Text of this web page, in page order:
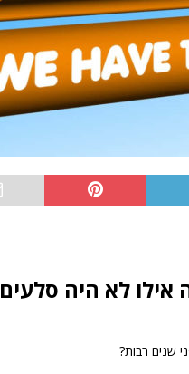
לא היה סלעים
שנים רבות?